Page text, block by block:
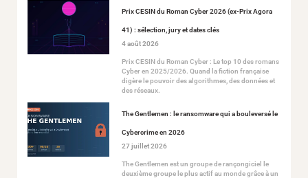
Prix CESIN du Roman Cyber 2026 (ex-Prix Agora
41) : sélection, jury et dates clés
4 août 2026
Prix CESIN du Roman Cyber : Le top 10 des romans
Cyber en 2025/2026. Quand la fiction française
digère le pouvoir des algorithmes, des données et
des réseaux.
The Gentlemen : le ransomware qui a bouleversé le
Cybercrime en 2026
27 juillet 2026
The Gentlemen est un groupe de rançongiciel le
deuxième groupe le plus actif au monde grâce à un